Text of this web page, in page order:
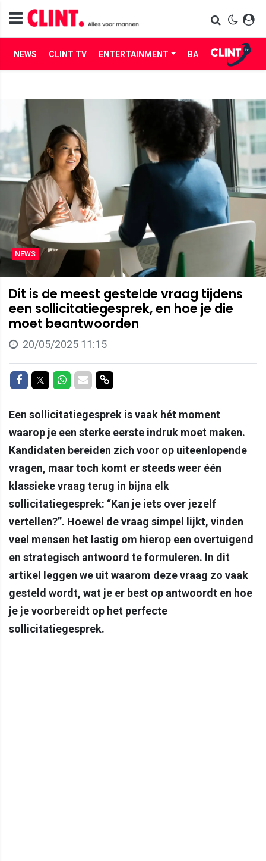
NEWS CLINT TV ENTERTAINMENT BABES LIFE
NEWS
Dit is de meest gestelde vraag tijdens
een sollicitatiegesprek, en hoe je die
moet beantwoorden
20/05/2025 11:15
Delen op Facebook
Delen op Twitter
Delen op Whatsapp
Delen via Mail
Delen via link
Een sollicitatiegesprek is vaak hét moment
waarop je een sterke eerste indruk moet maken.
Kandidaten bereiden zich voor op uiteenlopende
vragen, maar toch komt er steeds weer één
klassieke vraag terug in bijna elk
sollicitatiegesprek: “Kan je iets over jezelf
vertellen?”. Hoewel de vraag simpel lijkt, vinden
veel mensen het lastig om hierop een overtuigend
en strategisch antwoord te formuleren. In dit
artikel leggen we uit waarom deze vraag zo vaak
gesteld wordt, wat je er best op antwoordt en hoe
je je voorbereidt op het perfecte
sollicitatiegesprek.